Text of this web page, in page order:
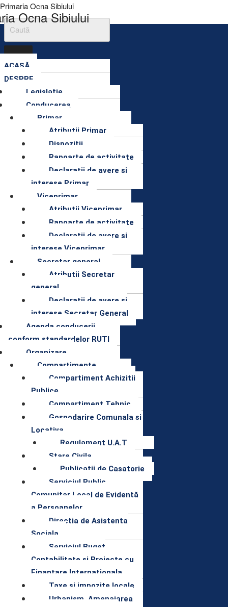
Primaria Ocna Sibiului
Ocna Sibiului
ACASĂ
DESPRE
Legislatie
Conducerea
Primar
Atributii Primar
Dispozitii
Rapoarte de activitate
Declaratii de avere si
interese Primar
Viceprimar
Atributii Viceprimar
Rapoarte de activitate
Declaratii de avere si
interese Viceprimar
Secretar general
Atributii Secretar
general
Declaratii de avere si
interese Secretar General
Agenda conducerii
conform standardelor RUTI
Organizare
Compartimente
Compartiment Achizitii
Publice
Compartiment Tehnic
Gospodarire Comunala si
Locativa
Regulament U.A.T
Stare Civila
Publicatii de Casatorie
Serviciul Public
Comunitar Local de Evidentă
a Persoanelor
Directia de Asistenta
Sociala
Serviciul Buget
Contabilitate si Proiecte cu
Finantare Internationala
Taxe si impozite locale
Urbanism, Amenajarea